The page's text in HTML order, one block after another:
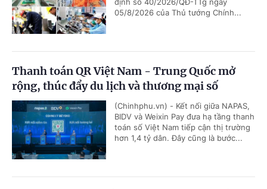
định số 40/2026/QĐ-TTg ngày
05/8/2026 của Thủ tướng Chính...
Thanh toán QR Việt Nam - Trung Quốc mở
rộng, thúc đẩy du lịch và thương mại số
(Chinhphu.vn) - Kết nối giữa NAPAS,
BIDV và Weixin Pay đưa hạ tầng thanh
toán số Việt Nam tiếp cận thị trường
hơn 1,4 tỷ dân. Đây cũng là bước...